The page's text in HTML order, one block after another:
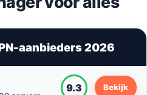
aanbieders 2026
9.3 Bekijk